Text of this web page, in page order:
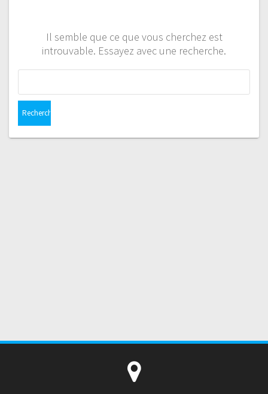
Il semble que ce que vous cherchez est
introuvable. Essayez avec une recherche.